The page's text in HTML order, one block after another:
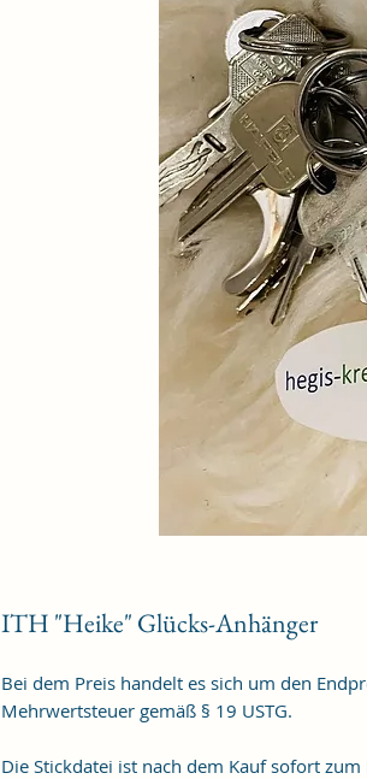
ITH "Heike" Glücks-Anhänger
Bei dem Preis handelt es sich um den
Mehrwertsteuer gemäß § 19 USTG.
Die Stickdatei ist nach dem Kauf sofort